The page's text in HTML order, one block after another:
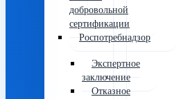
добровольной
сертификации
Роспотребнадзор
Экспертное
заключение
Отказное